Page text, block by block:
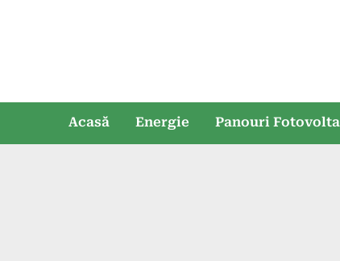
Acasă Energie Panouri